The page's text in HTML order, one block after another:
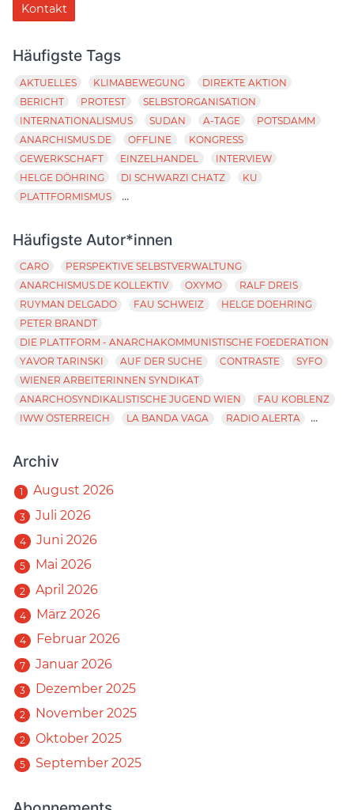
Kontakt
Häufigste Tags
AKTUELLES KLIMABEWEGUNG
DIREKTE AKTION
BERICHT
PROTEST
SELBSTORGANISATION
INTERNATIONALISMUS
SUDAN A-TAGE
POTSDAMM
ANARCHISMUS.DE
OFFLINE
KONGRESS
GEWERKSCHAFT
EINZELHANDEL
INTERVIEW
HELGE DÖHRING
DI SCHWARZI CHATZ
KU
PLATTFORMISMUS
...
Häufigste Autor*innen
CARO
PERSPEKTIVE SELBSTVERWALTUNG
ANARCHISMUS.DE KOLLEKTIV
OXYMO
RALF DREIS
RUYMAN DELGADO
FAU SCHWEIZ
HELGE DOEHRING
PETER BRANDT
DIE PLATTFORM - ANARCHAKOMMUNISTISCHE FOEDERATION
YAVOR TARINSKI
AUF DER SUCHE CONTRASTE
SYFO
WIENER ARBEITERINNEN SYNDIKAT
ANARCHOSYNDIKALISTISCHE JUGEND WIEN
FAU KOBLENZ
IWW ÖSTERREICH
LA BANDA VAGA RADIO ALERTA ...
Archiv
1 August 2026
3 Juli 2026
4 Juni 2026
5 Mai 2026
2 April 2026
4 März 2026
4 Februar 2026
7 Januar 2026
3 Dezember 2025
2 November 2025
2 Oktober 2025
5 September 2025